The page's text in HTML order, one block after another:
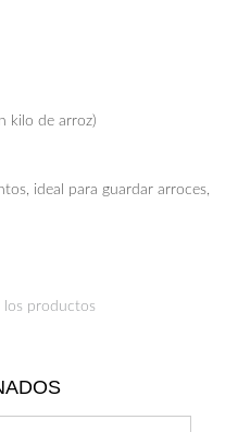
kilo de arroz)
ideal para guardar arroces,
los productos